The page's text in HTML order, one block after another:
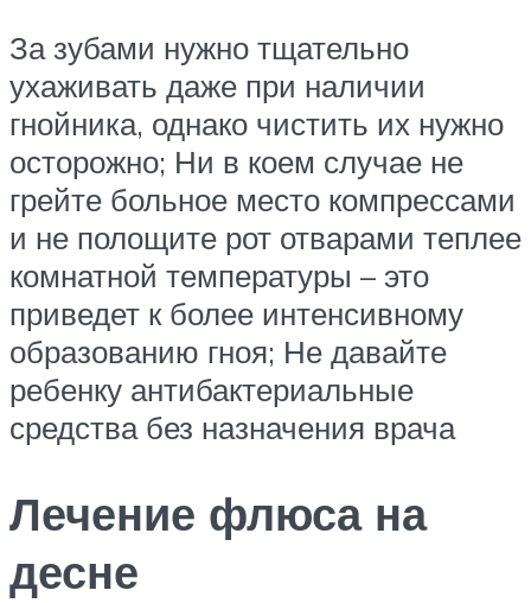
За зубами нужно тщательно
ухаживать даже при наличии
гнойника, однако чистить их нужно
осторожно; Ни в коем случае не
грейте больное место компрессами
и не полощите рот отварами теплее
комнатной температуры – это
приведет к более интенсивному
образованию гноя; Не давайте
ребенку антибактериальные
средства без назначения врача
Лечение флюса на
десне